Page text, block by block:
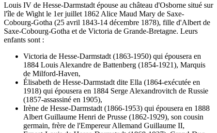
Louis IV de Hesse-Darmstadt épouse au château d'Osborne situé sur
l'île de Wight le 1er juillet 1862 Alice Maud Mary de Saxe-
Cobourg-Gotha (25 avril 1843-14 décembre 1878), fille d'Albert de
Saxe-Cobourg-Gotha et de Victoria de Grande-Bretagne. Leurs
enfants sont :
Victoria de Hesse-Darmstadt (1863-1950) qui épousera en
1884 Louis Alexandre de Battenberg (1854-1921), Marquis
de Milford-Haven,
Élisabeth de Hesse-Darmstadt dite Ella (1864-exécutée en
1918) qui épousera en 1884 Serge Alexandrovitch de Russie
(1857-assassiné en 1905),
Irène de Hesse-Darmstadt (1866-1953) qui épousera en 1888
Albert Guillaume Henri de Prusse (1862-1929), son cousin
germain, frère de l'Empereur Allemand Guillaume II,